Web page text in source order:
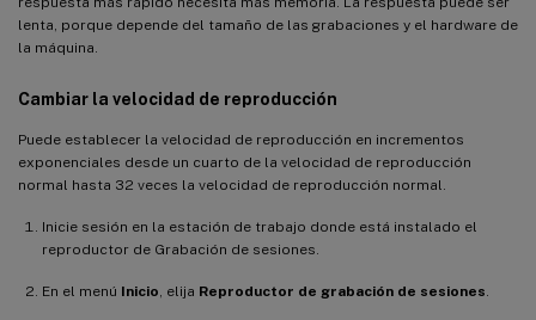
lenta, porque depende del tamaño de las grabaciones y el hardware de
la máquina.
Cambiar la velocidad de reproducción
Puede establecer la velocidad de reproducción en incrementos
exponenciales desde un cuarto de la velocidad de reproducción
normal hasta 32 veces la velocidad de reproducción normal.
Inicie sesión en la estación de trabajo donde está instalado el
reproductor de Grabación de sesiones.
En el menú Inicio, elija Reproductor de grabación de sesiones.